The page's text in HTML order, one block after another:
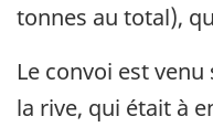
tonnes au total),
Le convoi est
la rive, qui était à